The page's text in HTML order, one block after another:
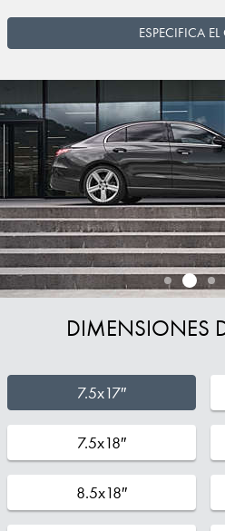
ESPECIFICA
DIMENSIONES
7.5x17″
7.5x18″
8.5x18″